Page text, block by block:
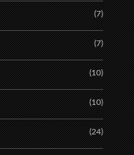
(7)
(7)
(10)
(10)
(24)